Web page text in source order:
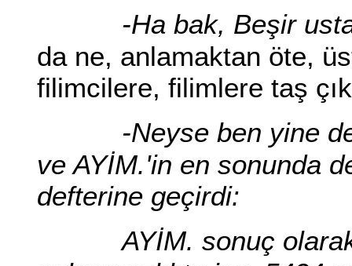
-Ha bak, Beşir
da ne, anlamaktan öte,
filimcilere, filimlere taş
-Neyse ben yine
ve AYİM.'in en sonunda
defterine geçirdi:
AYİM. sonuç